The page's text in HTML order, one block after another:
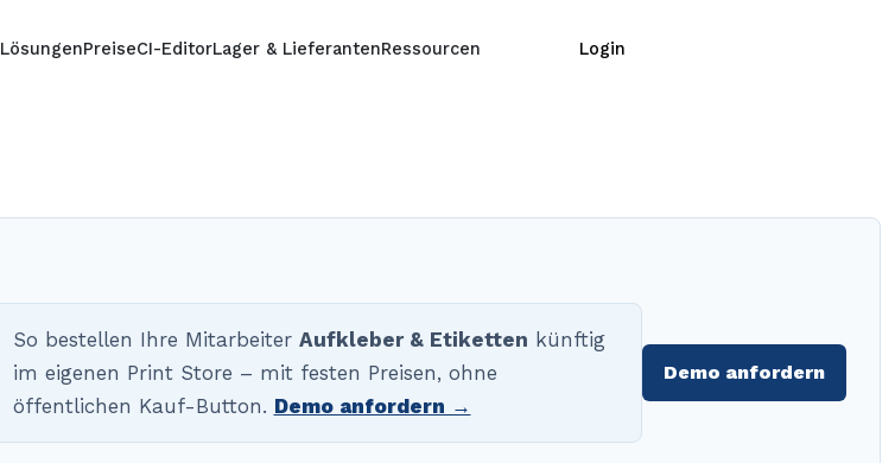
LösungenPreiseCI-EditorLager & LieferantenRessourcen Login
So bestellen Ihre Mitarbeiter Aufkleber & Etiketten künftig
im eigenen Print Store – mit festen Preisen, ohne
öffentlichen Kauf-Button. Demo anfordern →
Demo anfordern